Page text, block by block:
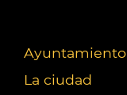
Ayuntamiento
La ciudad